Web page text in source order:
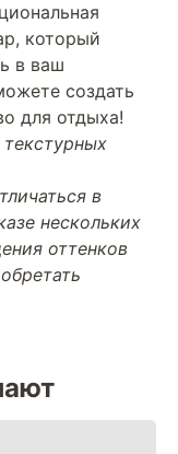
который
в ваш
создать
для отдыха!
в
нескольких
оттенков